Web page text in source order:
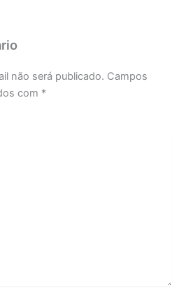
não será publicado. Campos
com *